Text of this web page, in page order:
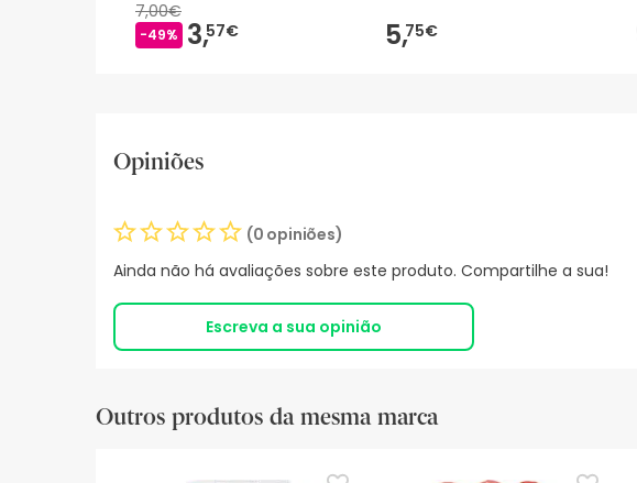
7,00€
-49% 3,57€ 5,75€
Opiniões
(0 opiniões)
Ainda não há avaliações sobre este produto. Compartilhe a sua!
Escreva a sua opinião
Outros produtos da mesma marca